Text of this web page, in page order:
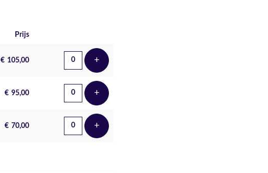
Prijs
€ 105,00 +Voeg ticket toe
€ 95,00 +Voeg ticket toe
€ 70,00 +Voeg ticket toe